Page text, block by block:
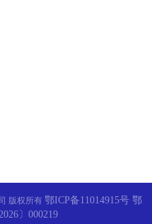
版权所有鄂ICP备11014915号 鄂
〕000219